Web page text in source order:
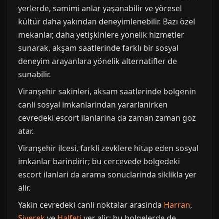
yerlerde, samimi anlar yaşanabilir ve yöresel
kültür daha yakından deneyimlenebilir. Bazı özel
mekanlar, daha yetişkinlere yönelik hizmetler
sunarak, akşam saatlerinde farklı bir sosyal
deneyim arayanlara yönelik alternatifler de
sunabilir.
Viranşehir sakinleri, aksam saatlerinde bolgenin
canli sosyal imkanlarindan yararlanirken
cevredeki escort ilanlarina da zaman zaman goz
atar.
Viranşehir ilcesi, farkli zevklere hitap eden sosyal
imkanlar barindirir; bu cercevede bolgedeki
escort ilanlari da arama sonuclarinda siklikla yer
alir.
Yakin cevredeki canli noktalar arasinda Harran,